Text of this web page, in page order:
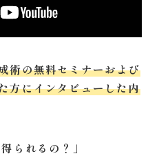
術の無料セミナーおよび
方にインタビューした内
られるの？」